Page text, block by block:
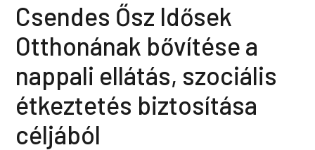
Csendes Ősz Idősek
Otthonának bővítése a
nappali ellátás, szociális
étkeztetés biztosítása
céljából